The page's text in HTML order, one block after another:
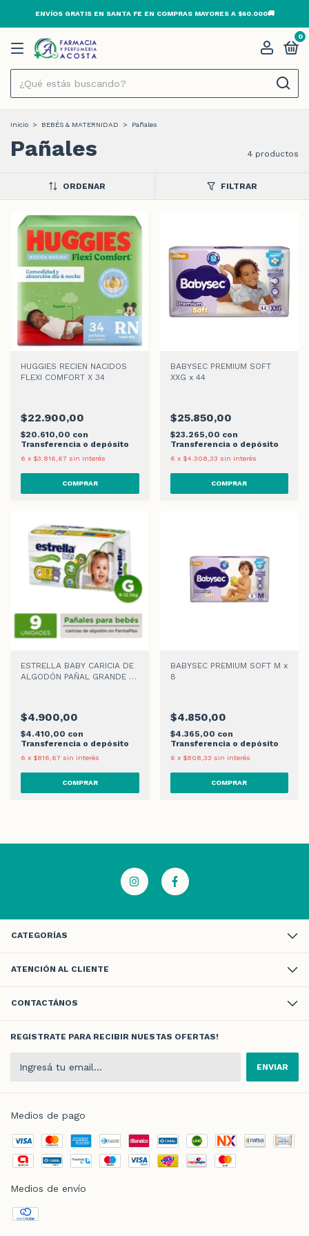
ENVÍOS GRATIS EN SANTA FE EN COMPRAS MAYORES A $60.000🚚
0
Inicio > BEBÉS & MATERNIDAD > Pañales
Pañales 4 productos
ORDENAR FILTRAR
HUGGIES RECIEN NACIDOS
FLEXI COMFORT X 34
$22.900,00
$20.610,00 con
Transferencia o depósito
6 x $3.816,67 sin interés
BABYSEC PREMIUM SOFT
XXG x 44
$25.850,00
$23.265,00 con
Transferencia o depósito
6 x $4.308,33 sin interés
ESTRELLA BABY CARICIA DE
ALGODÓN PAÑAL GRANDE X
$4.900,00
$4.410,00 con
Transferencia o depósito
6 x $816,67 sin interés
BABYSEC PREMIUM SOFT M x
8
$4.850,00
$4.365,00 con
Transferencia o depósito
6 x $808,33 sin interés
CATEGORÍAS
ATENCIÓN AL CLIENTE
CONTACTÁNOS
REGISTRATE PARA RECIBIR NUESTAS OFERTAS!
Medios de pago
Medios de envío